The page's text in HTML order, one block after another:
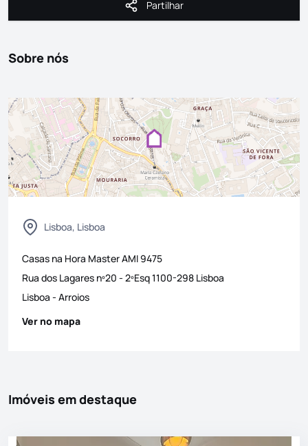
Partilhar
Partilhar
Sobre nós
Lisboa, Lisboa
Casas na Hora MasterAMI9475
Rua dos Lagares nº20 - 2ºEsq 1100-298 Lisboa
Lisboa - Arroios
Ver no mapa
Imóveis em destaque